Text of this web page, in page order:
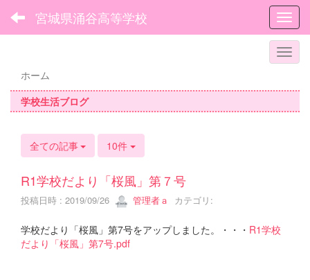
宮城県涌谷高等学校
ホーム
学校生活ブログ
全ての記事 10件
R1学校だより「桜風」第７号
投稿日時 : 2019/09/26 管理者ａ カテゴリ:
学校だより「桜風」第7号をアップしました。・・・ R1学校
だより「桜風」第7号.pdf